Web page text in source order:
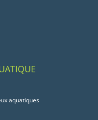
aquatiques